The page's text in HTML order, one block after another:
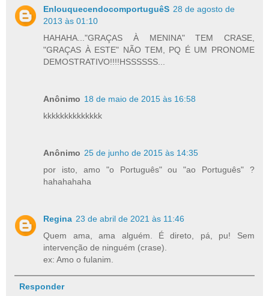
EnlouquecendocomportuguêS 28 de agosto de
2013 às 01:10
HAHAHA..."GRAÇAS À MENINA" TEM CRASE,
"GRAÇAS À ESTE" NÃO TEM, PQ É UM PRONOME
DEMOSTRATIVO!!!!HSSSSSS...
Anônimo 18 de maio de 2015 às 16:58
kkkkkkkkkkkkkk
Anônimo 25 de junho de 2015 às 14:35
por isto, amo "o Português" ou "ao Português" ?
hahahahaha
Regina 23 de abril de 2021 às 11:46
Quem ama, ama alguém. É direto, pá, pu! Sem
intervenção de ninguém (crase).
ex: Amo o fulanim.
Responder